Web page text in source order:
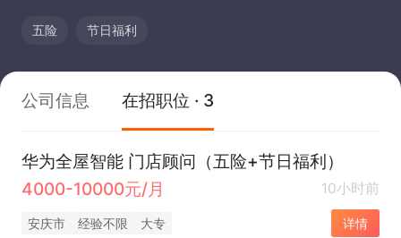
五险 节日福利
公司信息 在招职位 · 3
华为全屋智能 门店顾问（五险+节日福利）
4000-10000元/月
10小时前
安庆市 经验不限 大专 详情